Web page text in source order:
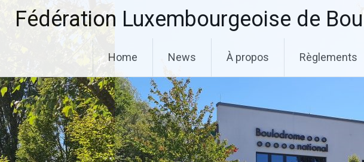
Fédération Luxembourgeoise de
Home News À propos Règlements